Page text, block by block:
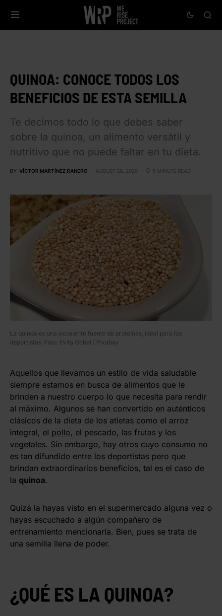
QUINOA: CONOCE TODOS LOS
BENEFICIOS DE ESTA SEMILLA
Te decimos todo lo que debes saber
sobre la quinoa, un alimento versátil y
nutritivo que no puede faltar en tu dieta.
BY VÍCTOR MARTÍNEZ RANERO AUGUST 26, 2020 5 MINUTE READ
La quinoa es una excelente fuente de proteínas, ideal para los
deportistas. Foto: Evita Ochel / Pixabay
Aquellos que llevamos un estilo de vida saludable
siempre estamos en busca de alimentos que le
brinden a nuestro cuerpo lo que necesita para rendir
al máximo. Algunos se han convertido en auténticos
clásicos de la dieta de los atletas como el arroz
integral, el pollo, el pescado, las frutas y los
vegetales. Sin embargo, hay otros cuyo consumo no
es tan difundido entre los deportistas pero que
brindan extraordinarios beneficios, tal es el caso de
la quinoa.
Quizá la hayas visto en el supermercado alguna vez o
hayas escuchado a algún compañero de
entrenamiento mencionarla. Bien, pues se trata de
una semilla llena de poder.
¿QUÉ ES LA QUINOA?